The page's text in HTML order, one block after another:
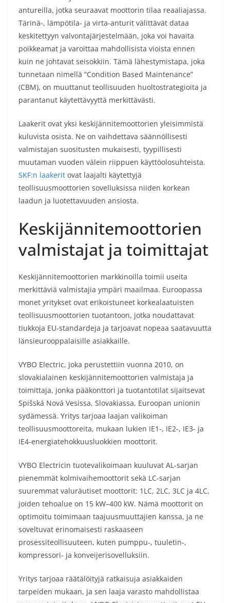
antureilla, jotka seuraavat moottorin tilaa reaaliajassa.
Tärinä-, lämpötila- ja virta-anturit välittävät dataa
keskitettyyn valvontajärjestelmään, joka voi havaita
poikkeamat ja varoittaa mahdollisista vioista ennen
kuin ne johtavat seisokkiin. Tämä lähestymistapa, joka
tunnetaan nimellä “Condition Based Maintenance”
(CBM), on muuttanut teollisuuden huoltostrategioita ja
parantanut käytettävyyttä merkittävästi.
Laakerit ovat yksi keskijännitemoottorien yleisimmistä
kuluvista osista. Ne on vaihdettava säännöllisesti
valmistajan suositusten mukaisesti, tyypillisesti
muutaman vuoden välein riippuen käyttöolosuhteista.
SKF:n laakerit ovat laajalti käytettyjä
teollisuusmoottorien sovelluksissa niiden korkean
laadun ja luotettavuuden ansiosta.
Keskijännitemoottorien
valmistajat ja toimittajat
Keskijännitemoottorien markkinoilla toimii useita
merkittäviä valmistajia ympäri maailmaa. Euroopassa
monet yritykset ovat erikoistuneet korkealaatuisten
teollisuusmoottorien tuotantoon, jotka noudattavat
tiukkoja EU-standardeja ja tarjoavat nopeaa saatavuutta
länsieurooppalaisille asiakkaille.
VYBO Electric, joka perustettiin vuonna 2010, on
slovakialainen keskijännitemoottorien valmistaja ja
toimittaja, jonka pääkonttori ja tuotantotilat sijaitsevat
Spišská Nová Vesissa, Slovakiassa, Euroopan unionin
sydämessä. Yritys tarjoaa laajan valikoiman
teollisuusmoottoreita, mukaan lukien IE1-, IE2-, IE3- ja
IE4-energiatehokkuusluokkien moottorit.
VYBO Electricin tuotevalikoimaan kuuluvat AL-sarjan
pienemmät kolmivaihemoottorit sekä LC-sarjan
suuremmat valuräutiset moottorit: 1LC, 2LC, 3LC ja 4LC,
joiden tehoalue on 15 kW–400 kW. Nämä moottorit on
optimoitu toimimaan taajuusmuuttajien kanssa, ja ne
soveltuvat erinomaisesti raskaaseen
prosessiteollisuuteen, kuten pumppu-, tuuletin-,
kompressori- ja konveijerisovelluksiin.
Yritys tarjoaa räätälöityjä ratkaisuja asiakkaiden
tarpeiden mukaan, ja sen laaja varasto mahdollistaa